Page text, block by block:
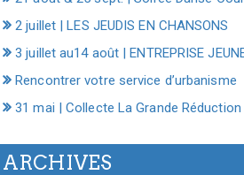
2 juillet | LES JEUDIS EN CHANSONS
3 juillet au14 août | ENTREPRISE
Rencontrer votre service d’urbanisme
31 mai | Collecte La Grande Réduction
ARCHIVES